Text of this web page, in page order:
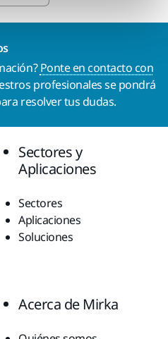
Ponte en contacto con
profesionales se pondrá
resolver tus dudas.
Sectores y
Aplicaciones
Sectores
Aplicaciones
Soluciones
Acerca de Mirka